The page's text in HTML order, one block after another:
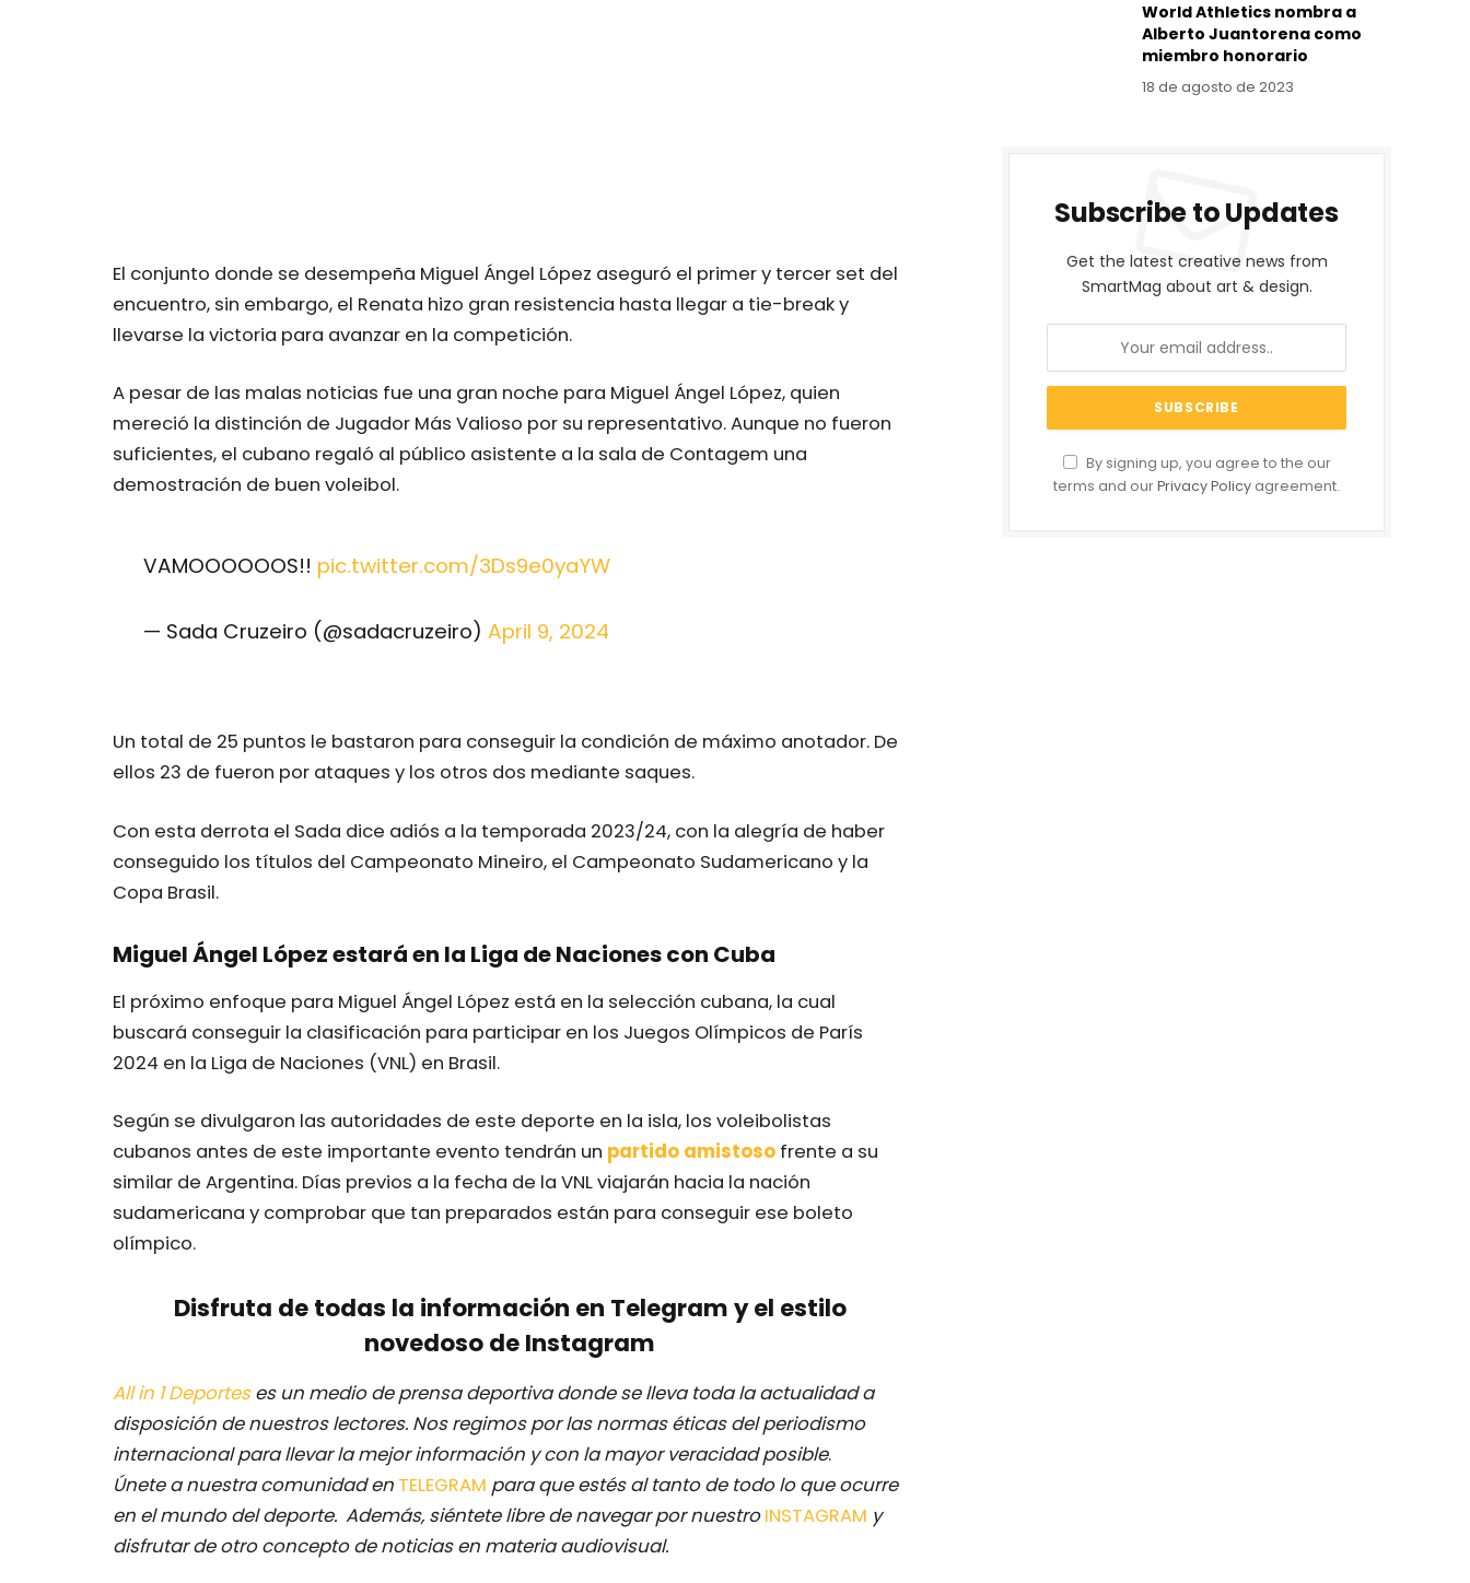
El conjunto donde se desempeña Miguel Ángel López aseguró el primer y tercer set del
encuentro, sin embargo, el Renata hizo gran resistencia hasta llegar a tie-break y
llevarse la victoria para avanzar en la competición.
A pesar de las malas noticias fue una gran noche para Miguel Ángel López, quien
mereció la distinción de Jugador Más Valioso por su representativo. Aunque no fueron
suficientes, el cubano regaló al público asistente a la sala de Contagem una
demostración de buen voleibol.
VAMOOOOOOS!! pic.twitter.com/3Ds9e0yaYW
— Sada Cruzeiro (@sadacruzeiro) April 9, 2024
Un total de 25 puntos le bastaron para conseguir la condición de máximo anotador. De
ellos 23 de fueron por ataques y los otros dos mediante saques.
Con esta derrota el Sada dice adiós a la temporada 2023/24, con la alegría de haber
conseguido los títulos del Campeonato Mineiro, el Campeonato Sudamericano y la
Copa Brasil.
Miguel Ángel López estará en la Liga de Naciones con Cuba
El próximo enfoque para Miguel Ángel López está en la selección cubana, la cual
buscará conseguir la clasificación para participar en los Juegos Olímpicos de París
2024 en la Liga de Naciones (VNL) en Brasil.
Según se divulgaron las autoridades de este deporte en la isla, los voleibolistas
cubanos antes de este importante evento tendrán un partido amistoso frente a su
similar de Argentina. Días previos a la fecha de la VNL viajarán hacia la nación
sudamericana y comprobar que tan preparados están para conseguir ese boleto
olímpico.
Disfruta de todas la información en Telegram y el estilo
novedoso de Instagram
All in 1 Deporteses un medio de prensa deportiva donde se lleva toda la actualidad a
disposición de nuestros lectores. Nos regimos por las normas éticas del periodismo
internacional para llevar la mejor información y con la mayor veracidad posible.
Únete a nuestra comunidad en TELEGRAM para que estés al tanto de todo lo que ocurre
en el mundo del deporte. Además, siéntete libre de navegar por nuestro INSTAGRAM y
disfrutar de otro concepto de noticias en materia audiovisual.
World Athletics nombra a
Alberto Juantorena como
miembro honorario
18 de agosto de 2023
Subscribe to Updates
Get the latest creative news from
SmartMag about art & design.
By signing up, you agree to the our
terms and ourPrivacy Policy agreement.